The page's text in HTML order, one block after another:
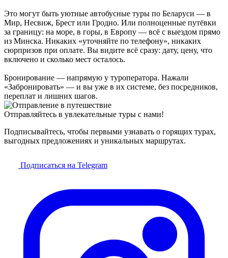
Это могут быть уютные автобусные туры по Беларуси — в
Мир, Несвиж, Брест или Гродно. Или полноценные путёвки
за границу: на море, в горы, в Европу — всё с выездом прямо
из Минска. Никаких «уточняйте по телефону», никаких
сюрпризов при оплате. Вы видите всё сразу: дату, цену, что
включено и сколько мест осталось.
Бронирование — напрямую у туроператора. Нажали
«Забронировать» — и вы уже в их системе, без посредников,
переплат и лишних шагов.
Отправляйтесь в увлекательные туры с нами!
Подписывайтесь, чтобы первыми узнавать о горящих турах,
выгодных предложениях и уникальных маршрутах.
Подписаться на Telegram